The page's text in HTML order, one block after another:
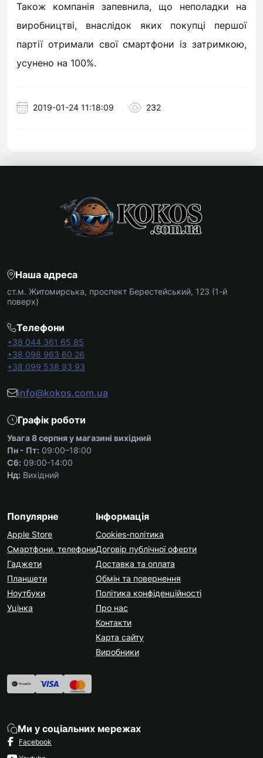
Також компанія запевнила, що неполадки на
виробництві, внаслідок яких покупці першої
партії отримали свої смартфони із затримкою,
усунено на 100%.
2019-01-24 11:18:09 232
Наша адреса
ст.м. Житомирська, проспект Берестейський, 123 (1-й
поверх)
Телефони
+38 044 361 65 85
+38 098 963 60 26
+38 099 538 93 93
info@kokos.com.ua
Графік роботи
Увага 8 серпня у магазині вихідний
Пн - Пт: 09:00–18:00
Сб: 09:00-14:00
Нд: Вихідний
Популярне
Apple Store
Смартфони, телефони
Гаджети
Планшети
Ноутбуки
Уцінка
Інформація
Cookies-політика
Договір публічної оферти
Доставка та оплата
Обмін та повернення
Політика конфіденційності
Про нас
Контакти
Карта сайту
Виробники
Ми у соціальних мережах
Facebook